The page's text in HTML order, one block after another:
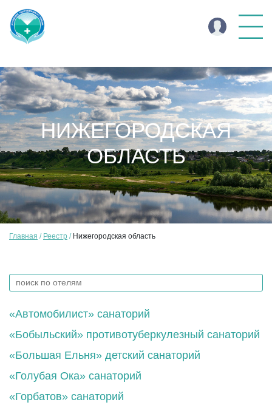
НИЖЕГОРОДСКАЯ
ОБЛАСТЬ
Главная Реестр Нижегородская область
«Автомобилист» санаторий
«Бобыльский» противотуберкулезный санаторий
«Большая Ельня» детский санаторий
«Голубая Ока» санаторий
«Горбатов» санаторий